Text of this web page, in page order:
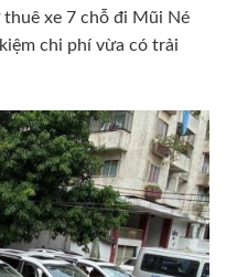
xe 7 chỗ đi Mũi Né
chi phí vừa có trải